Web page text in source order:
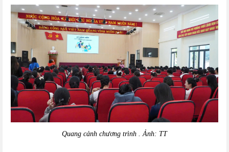
Quang cảnh chương trình . Ảnh: TT